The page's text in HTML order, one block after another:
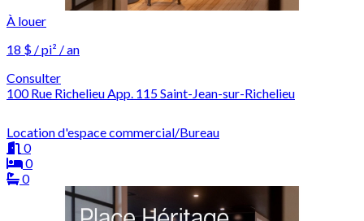
À louer
18 $ / pi² / an
Consulter
100 Rue Richelieu App. 115 Saint-Jean-sur-Richelieu
Location d'espace commercial/Bureau
0
0
0